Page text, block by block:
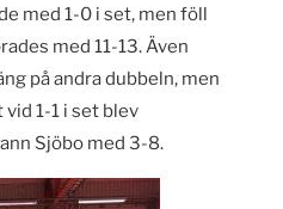
med 1-0 i set, men föll
med 11-13. Även
på andra dubbeln, men
1-1 i set blev
Sjöbo med 3-8.